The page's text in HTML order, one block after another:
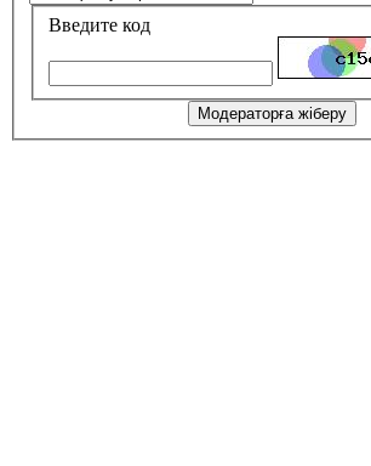
Введите код
Модераторға жіберу